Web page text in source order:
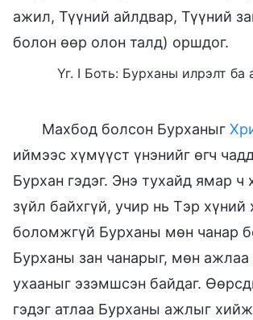
ажил, Түүний айлдвар, Түүний
болон өөр олон талд) оршдог.
Үг. I Боть: Бурханы илрэлт
Махбод болсон Бурханыг
иймээс хүмүүст үнэнийг өгч
Бурхан гэдэг. Энэ тухайд ямар ч
зүйл байхгүй, учир нь Тэр хүний
боломжгүй Бурханы мөн чанар
Бурханы зан чанарыг, мөн ажлаа
ухааныг эзэмшсэн байдаг.
гэдэг атлаа Бурханы ажлыг хийж